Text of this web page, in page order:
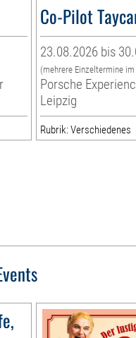
Co-Pilot
23.08.2026 bis
(mehrere Einzeltermine
Porsche
Leipzig
Rubrik: Verschiedenes